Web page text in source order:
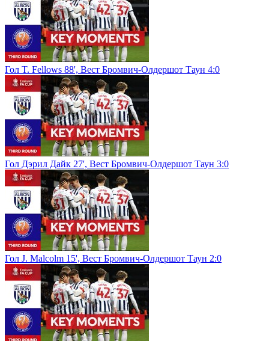
Гол T. Fellows 88', Вест Бромвич-Олдершот Таун 4:0
Гол Дэрил Дайк 27', Вест Бромвич-Олдершот Таун 3:0
Гол J. Malcolm 15', Вест Бромвич-Олдершот Таун 2:0